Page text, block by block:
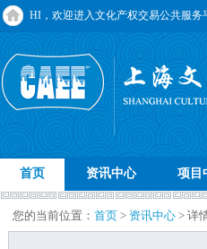
HI，欢迎进入文化产权交易公共服务
首页 资讯中心 项目
您的当前位置： 首页 > 资讯中心 > 详